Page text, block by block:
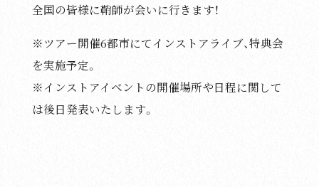
全国の皆様に鞘師が会いに行きます！
※ツアー開催6都市にてインストアライブ、特典会
を実施予定。
※インストアイベントの開催場所や日程に関して
は後日発表いたします。